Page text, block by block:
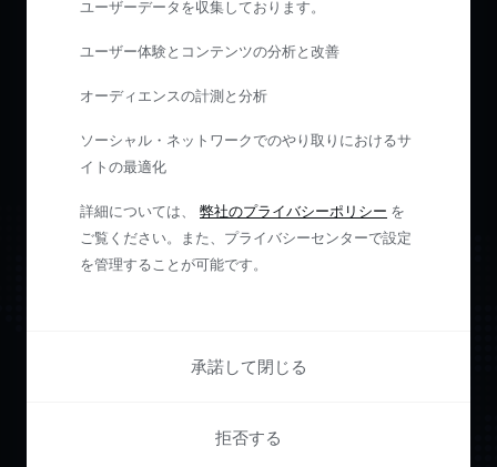
ユーザー
ユーザーデータを収集しております。
ユーザー体験とコンテンツの分析と改善
オーディエンスの計測と分析
ソーシャル・ネットワークでのやり取りにおけるサ
イトの最適化
詳細については、 弊社のプライバシーポリシー を
ご覧ください。また、プライバシーセンターで設定
を管理することが可能です。
承諾して閉じる
拒否する